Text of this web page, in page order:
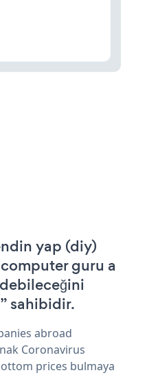
yap (diy)
guru a
sahibidir.
abroad
Coronavirus
prices bulmaya